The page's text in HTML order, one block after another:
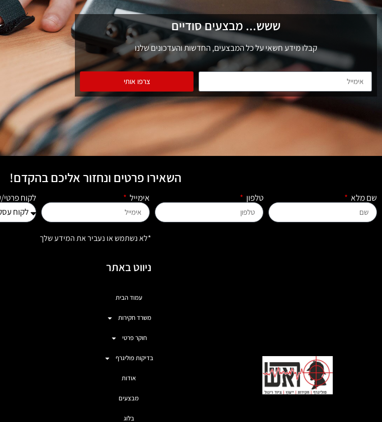
ששש... מבצעים סודיים
קבלו מידע חשאי על כל המבצעים, החדשות והעדכונים שלנו
צרפו אותי
השאירו פרטים ונחזור אליכם בהקדם!
שם מלא טלפון אימייל לקוח
*לא נשתמש או נעביר את המידע שלך
ניווט באתר
עמוד הבית
משרד חקירות
חוקר פרטי
בדיקות פוליגרף
אודות
מבצעים
בלוג